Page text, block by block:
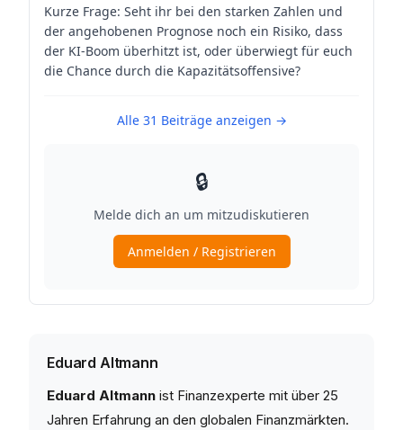
Eduard Altmann
Eduard Altmann ist Finanzexperte mit über 25
Jahren Erfahrung an den globalen Finanzmärkten.